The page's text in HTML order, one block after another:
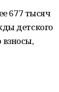
677 тысяч
детского